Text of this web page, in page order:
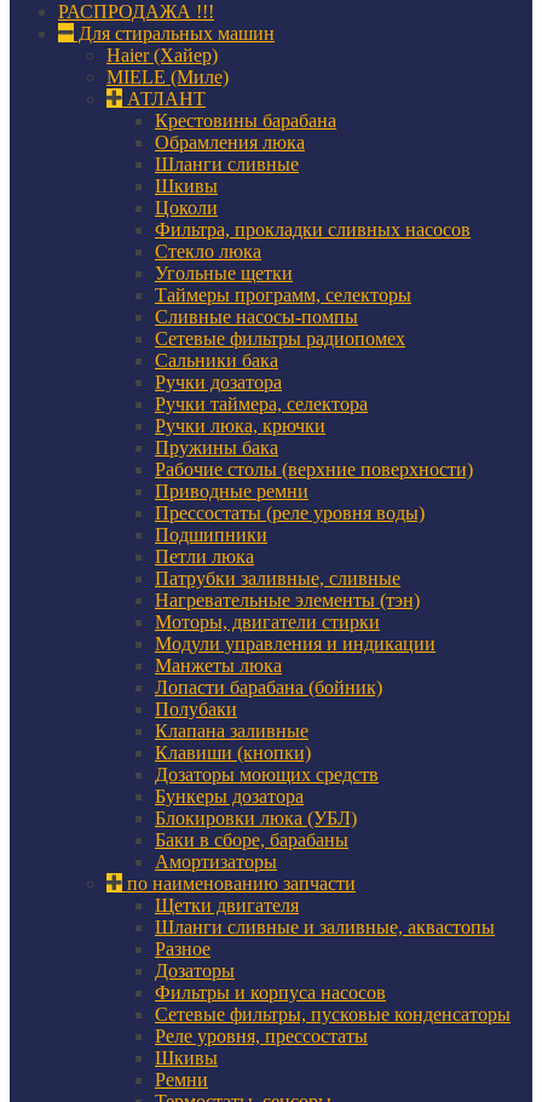
РАСПРОДАЖА !!!
Для стиральных машин
Haier (Хайер)
MIELE (Миле)
АТЛАНТ
Крестовины барабана
Обрамления люка
Шланги сливные
Шкивы
Цоколи
Фильтра, прокладки сливных насосов
Стекло люка
Угольные щетки
Таймеры программ, селекторы
Сливные насосы-помпы
Сетевые фильтры радиопомех
Сальники бака
Ручки дозатора
Ручки таймера, селектора
Ручки люка, крючки
Пружины бака
Рабочие столы (верхние поверхности)
Приводные ремни
Прессостаты (реле уровня воды)
Подшипники
Петли люка
Патрубки заливные, сливные
Нагревательные элементы (тэн)
Моторы, двигатели стирки
Модули управления и индикации
Манжеты люка
Лопасти барабана (бойник)
Полубаки
Клапана заливные
Клавиши (кнопки)
Дозаторы моющих средств
Бункеры дозатора
Блокировки люка (УБЛ)
Баки в сборе, барабаны
Амортизаторы
по наименованию запчасти
Щетки двигателя
Шланги сливные и заливные, аквастопы
Разное
Дозаторы
Фильтры и корпуса насосов
Сетевые фильтры, пусковые конденсаторы
Реле уровня, прессостаты
Шкивы
Ремни